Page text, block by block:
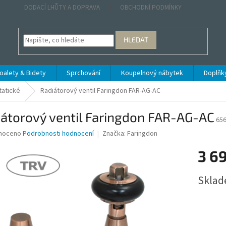
DODACÍ LHŮTY A DOPRAVA OBCHODNÍ PODMÍNKY
HLEDAT
& Bidety Sprchování Koupelnový nábytek
Radiátorový ventil Faringdon FAR-AG-AC
ventil Faringdon FAR-AG-AC
Podrobnosti hodnocení Značka: Faringdon
3
cena: